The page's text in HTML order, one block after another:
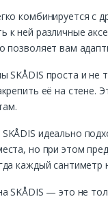
комбинируется с
к ней различные
позволяет вам
SKÅDIS проста и
её на стене.
идеально
но при этом
каждый сантиметр
SKÅDIS — это не